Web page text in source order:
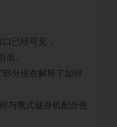
已经可见，
。
分现在解释了如何
与鹰式健身机配合使